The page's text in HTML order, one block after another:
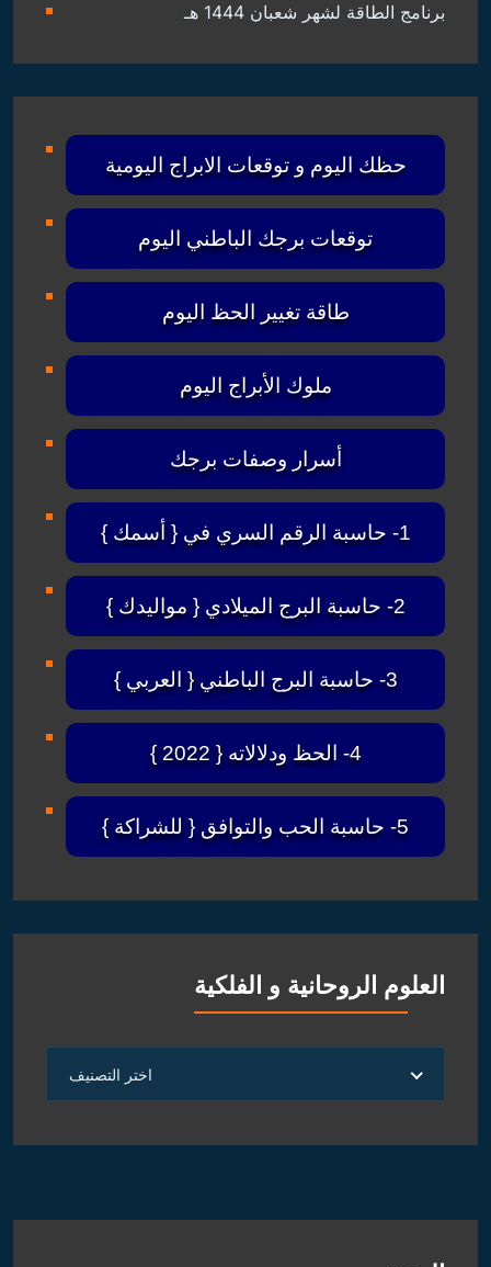
برنامج الطاقة لشهر شعبان 1444 هـ
حظك اليوم و توقعات الابراج اليومية
توقعات برجك الباطني اليوم
طاقة تغيير الحظ اليوم
ملوك الأبراج اليوم
أسرار وصفات برجك
1- حاسبة الرقم السري في { أسمك }
2- حاسبة البرج الميلادي { مواليدك }
3- حاسبة البرج الباطني { العربي }
4- الحظ ودلالاته { 2022 }
5- حاسبة الحب والتوافق { للشراكة }
العلوم الروحانية و الفلكية
الروحانية
الفلكية
اختر التصنيف